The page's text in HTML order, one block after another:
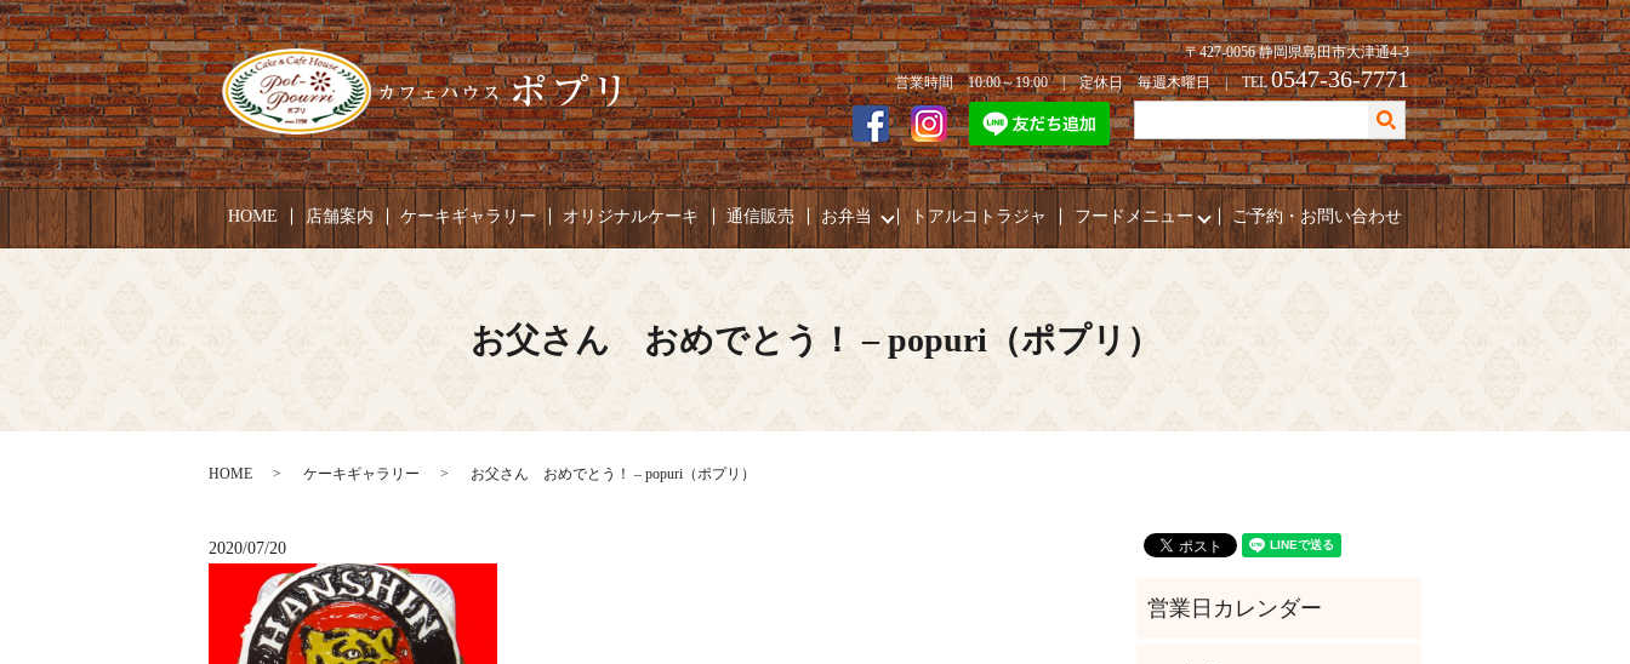
〒427-0056 静岡県島田市大津通4-3
営業時間 10:00～19:00 | 定休日 毎週木曜日 | TEL0547-36-7771
HOME 店舗案内 ケーキギャラリー オリジナルケーキ 通信販売 お弁当 トアルコトラジャ フードメニュー ご予約・お問い合わせ
お父さん おめでとう！ – popuri（ポプリ）
HOME ケーキギャラリー お父さん おめでとう！ – popuri（ポプリ）
2020/07/20